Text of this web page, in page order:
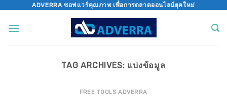
content
ADVERRA ซอฟแวร์คุณภาพ เพื่อการตลาดออนไลน์ยุคใหม่
TAG ARCHIVES: แบ่งข้อมูล
FREE TOOLS ADVERRA